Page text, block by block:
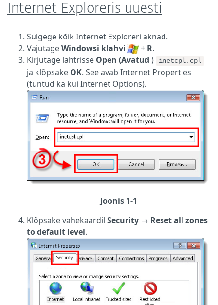
Internet Exploreris uuesti
Sulgege kõik Internet Exploreri aknad.
VajutageWindowsi klahvi + R.
Kirjutage lahtrisse Open (Avatud ) inetcpl.cpl
ja klõpsake OK. See avab Internet Properties
(tuntud ka kui Internet Options).
Joonis 1-1
Klõpsake vahekaardil Security → Reset all zones
to default level.